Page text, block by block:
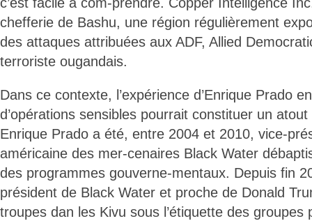
chefferie de Bashu, une région régulièrement
des attaques attribuées aux ADF, Allied
terroriste ougandais.
Dans ce contexte, l’expérience d’Enrique Prado
d’opérations sensibles pourrait constituer un atout
Enrique Prado a été, entre 2004 et 2010, vice-
américaine des mer-cenaires Black Water
des programmes gouverne-mentaux. Depuis fin
président de Black Water et proche de Donald
troupes dan les Kivu sous l’étiquette des groupes